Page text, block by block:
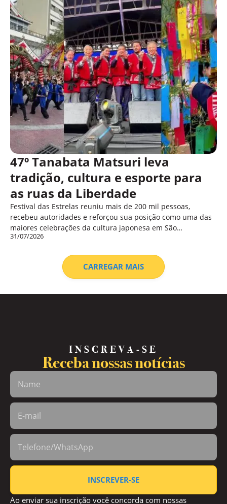
47º Tanabata Matsuri leva
tradição, cultura e esporte para
as ruas da Liberdade
Festival das Estrelas reuniu mais de 200 mil pessoas,
recebeu autoridades e reforçou sua posição como uma das
maiores celebrações da cultura japonesa em São…
31/07/2026
CARREGAR MAIS
INSCREVA-SE
Receba nossas notícias
INSCREVER-SE
Ao enviar sua inscrição você concorda com nossas